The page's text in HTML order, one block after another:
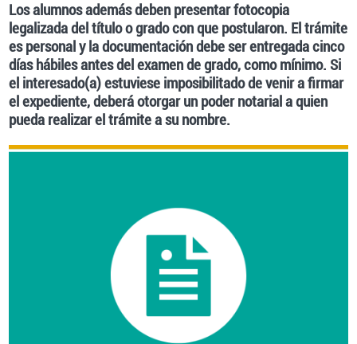
Los alumnos además deben presentar fotocopia
legalizada del título o grado con que postularon. El trámite
es personal y la documentación debe ser entregada cinco
días hábiles antes del examen de grado, como mínimo. Si
el interesado(a) estuviese imposibilitado de venir a firmar
el expediente, deberá otorgar un poder notarial a quien
pueda realizar el trámite a su nombre.